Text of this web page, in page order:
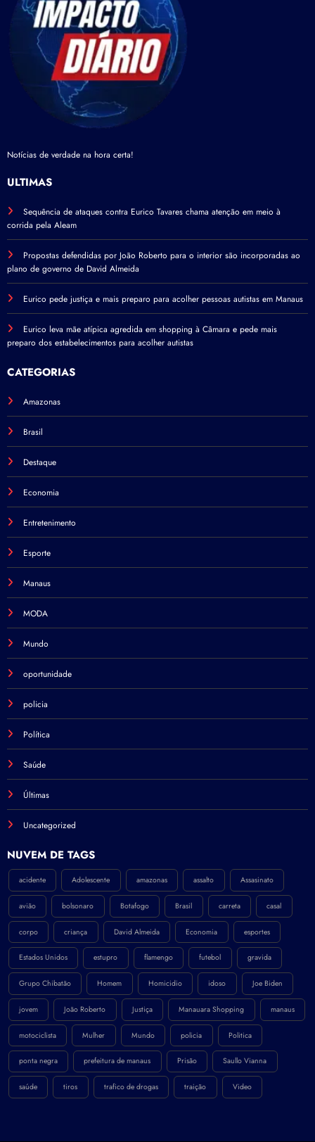
Notícias de verdade na hora certa!
ÚLTIMAS
Sequência de ataques contra Eurico Tavares chama atenção em meio à
corrida pela Aleam
Propostas defendidas por João Roberto para o interior são incorporadas ao
plano de governo de David Almeida
Eurico pede justiça e mais preparo para acolher pessoas autistas em Manaus
Eurico leva mãe atípica agredida em shopping à Câmara e pede mais
preparo dos estabelecimentos para acolher autistas
CATEGORIAS
Amazonas
Brasil
Destaque
Economia
Entretenimento
Esporte
Manaus
MODA
Mundo
oportunidade
policia
Política
Saúde
Últimas
Uncategorized
NÚVEM DE TAGS
acidente Adolescente amazonas assalto Assasinato
avião bolsonaro Botafogo Brasil carreta casal
corpo criança David Almeida Economia esportes
Estados Unidos estupro flamengo futebol gravida
Grupo Chibatão Homem Homicidio idoso Joe Biden
jovem João Roberto Justiça Manauara Shopping manaus
motociclista Mulher Mundo policia Politica
ponta negra prefeitura de manaus Prisão Saullo Vianna
saúde tiros trafico de drogas traição Video